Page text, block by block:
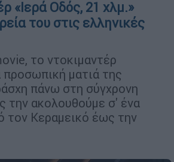
«Ιερά Οδός, 21 χλμ.»
του στις ελληνικές
το ντοκιμαντέρ
προσωπική ματιά της
πάνω στη σύγχρονη
την ακολουθούμε σ' ένα
τον Κεραμεικό έως την